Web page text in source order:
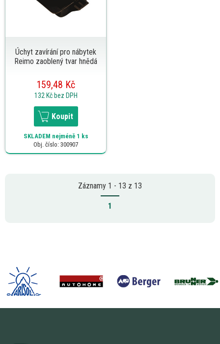
Úchyt zavírání pro nábytek
Reimo zaoblený tvar hnědá
159,48 Kč
132 Kč bez DPH
Koupit
SKLADEM nejméně 1 ks
Obj. číslo: 300907
Záznamy 1 - 13 z 13
1